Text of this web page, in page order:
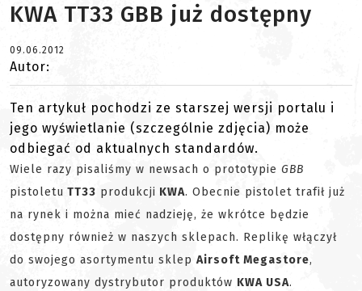
KWA TT33 GBB już dostępny
09.06.2012
Autor:
Ten artykuł pochodzi ze starszej wersji portalu i
jego wyświetlanie (szczególnie zdjęcia) może
odbiegać od aktualnych standardów.
Wiele razy pisaliśmy w newsach o prototypie GBB
pistoletu TT33 produkcji KWA. Obecnie pistolet trafił już
na rynek i można mieć nadzieję, że wkrótce będzie
dostępny również w naszych sklepach. Replikę włączył
do swojego asortymentu sklep Airsoft Megastore,
autoryzowany dystrybutor produktów KWA USA.